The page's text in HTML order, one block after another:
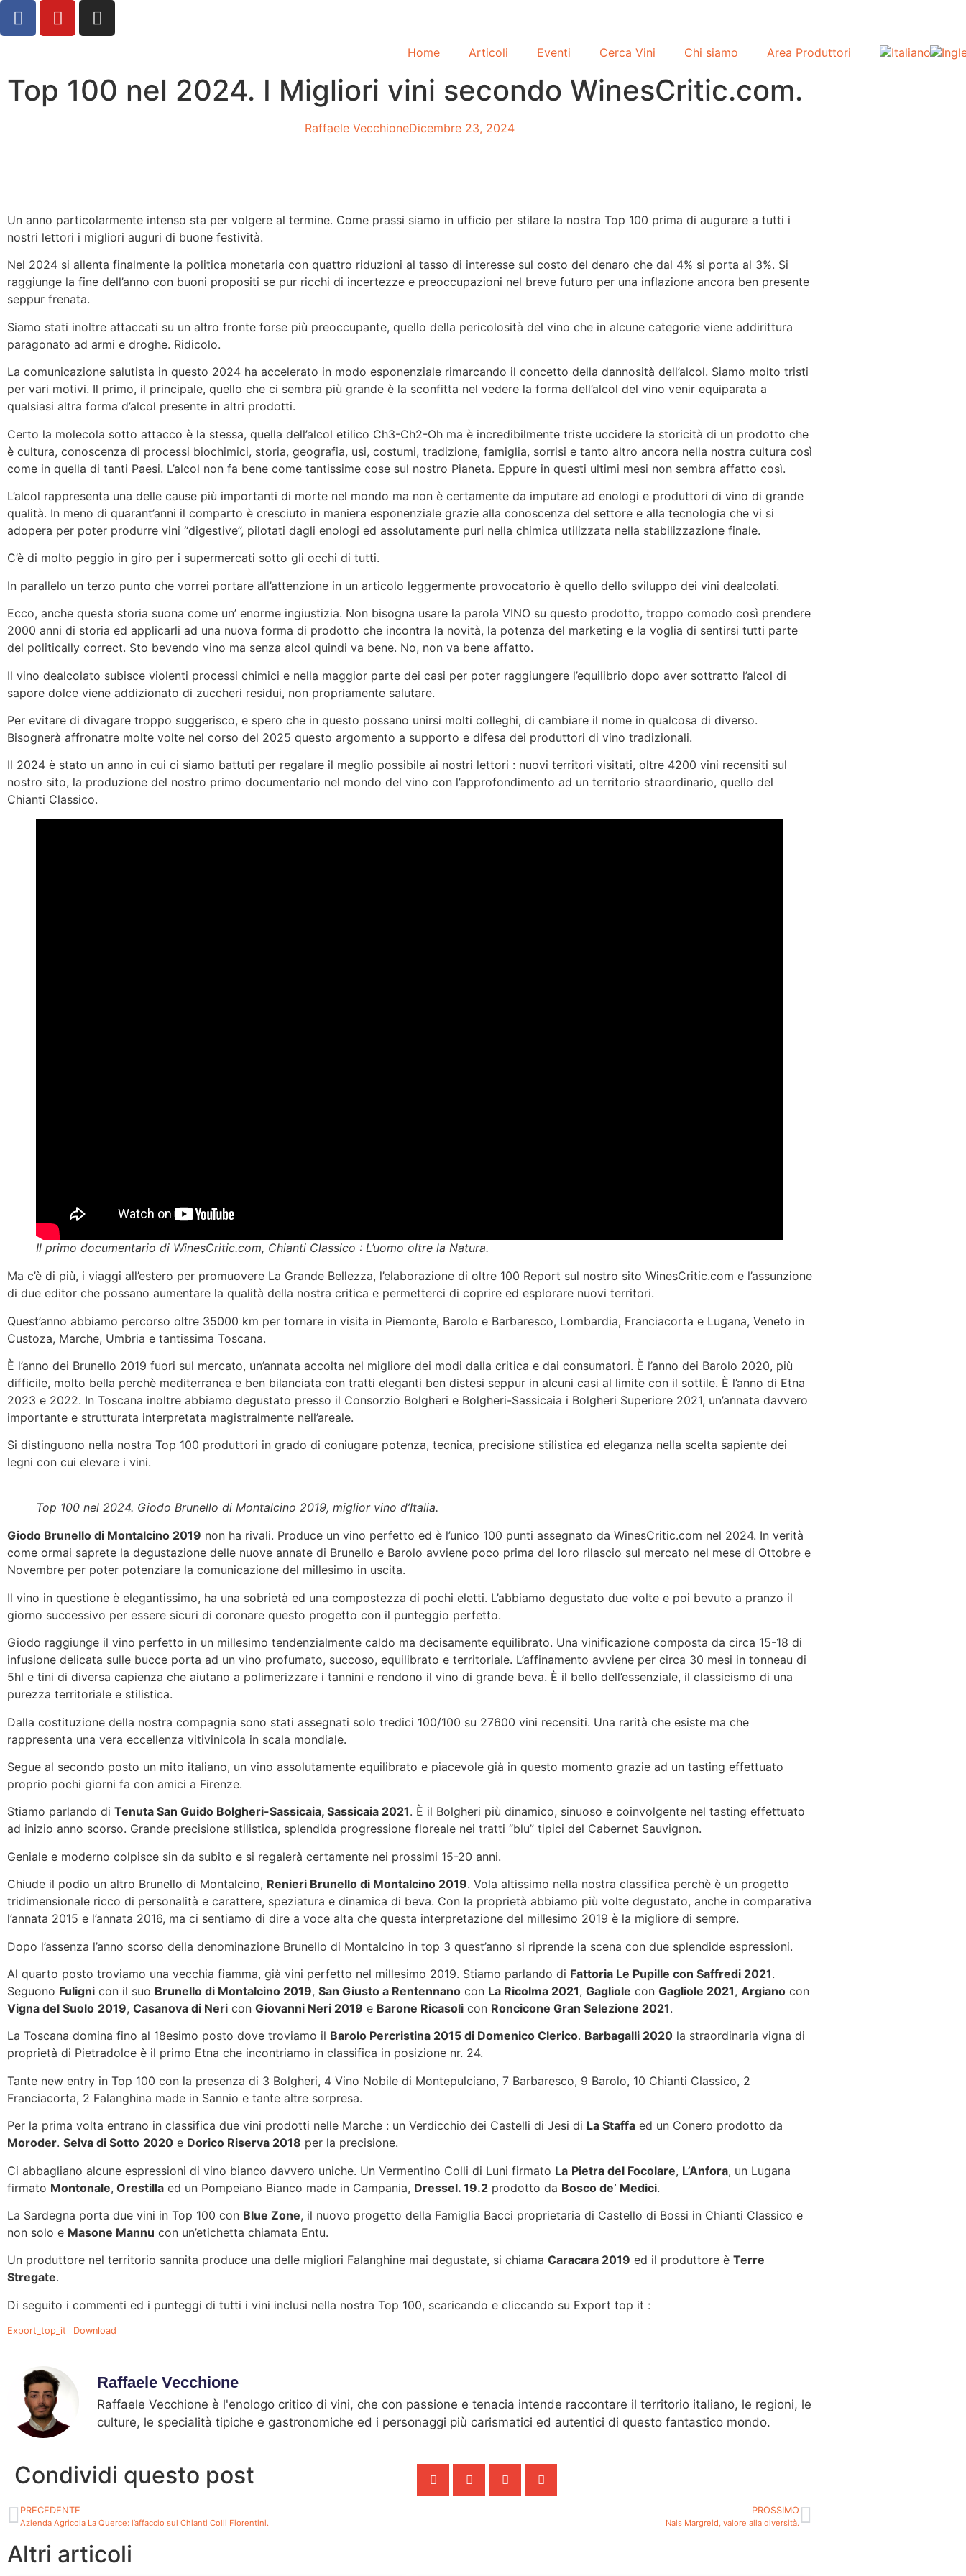
Home Articoli Eventi Cerca Vini Chi siamo Area Produttori
Top 100 nel 2024. I Migliori vini secondo WinesCritic.com.
Raffaele VecchioneDicembre 23, 2024
Un anno particolarmente intenso sta per volgere al termine. Come prassi siamo in ufficio per stilare la nostra Top 100 prima di augurare a tutti i
nostri lettori i migliori auguri di buone festività.
Nel 2024 si allenta finalmente la politica monetaria con quattro riduzioni al tasso di interesse sul costo del denaro che dal 4% si porta al 3%. Si
raggiunge la fine dell’anno con buoni propositi se pur ricchi di incertezze e preoccupazioni nel breve futuro per una inflazione ancora ben presente
seppur frenata.
Siamo stati inoltre attaccati su un altro fronte forse più preoccupante, quello della pericolosità del vino che in alcune categorie viene addirittura
paragonato ad armi e droghe. Ridicolo.
La comunicazione salutista in questo 2024 ha accelerato in modo esponenziale rimarcando il concetto della dannosità dell’alcol. Siamo molto tristi
per vari motivi. Il primo, il principale, quello che ci sembra più grande è la sconfitta nel vedere la forma dell’alcol del vino venir equiparata a
qualsiasi altra forma d’alcol presente in altri prodotti.
Certo la molecola sotto attacco è la stessa, quella dell’alcol etilico Ch3-Ch2-Oh ma è incredibilmente triste uccidere la storicità di un prodotto che
è cultura, conoscenza di processi biochimici, storia, geografia, usi, costumi, tradizione, famiglia, sorrisi e tanto altro ancora nella nostra cultura così
come in quella di tanti Paesi. L’alcol non fa bene come tantissime cose sul nostro Pianeta. Eppure in questi ultimi mesi non sembra affatto così.
L’alcol rappresenta una delle cause più importanti di morte nel mondo ma non è certamente da imputare ad enologi e produttori di vino di grande
qualità. In meno di quarant’anni il comparto è cresciuto in maniera esponenziale grazie alla conoscenza del settore e alla tecnologia che vi si
adopera per poter produrre vini “digestive”, pilotati dagli enologi ed assolutamente puri nella chimica utilizzata nella stabilizzazione finale.
C’è di molto peggio in giro per i supermercati sotto gli occhi di tutti.
In parallelo un terzo punto che vorrei portare all’attenzione in un articolo leggermente provocatorio è quello dello sviluppo dei vini dealcolati.
Ecco, anche questa storia suona come un’ enorme ingiustizia. Non bisogna usare la parola VINO su questo prodotto, troppo comodo così prendere
2000 anni di storia ed applicarli ad una nuova forma di prodotto che incontra la novità, la potenza del marketing e la voglia di sentirsi tutti parte
del politically correct. Sto bevendo vino ma senza alcol quindi va bene. No, non va bene affatto.
Il vino dealcolato subisce violenti processi chimici e nella maggior parte dei casi per poter raggiungere l’equilibrio dopo aver sottratto l’alcol di
sapore dolce viene addizionato di zuccheri residui, non propriamente salutare.
Per evitare di divagare troppo suggerisco, e spero che in questo possano unirsi molti colleghi, di cambiare il nome in qualcosa di diverso.
Bisognerà affronatre molte volte nel corso del 2025 questo argomento a supporto e difesa dei produttori di vino tradizionali.
Il 2024 è stato un anno in cui ci siamo battuti per regalare il meglio possibile ai nostri lettori : nuovi territori visitati, oltre 4200 vini recensiti sul
nostro sito, la produzione del nostro primo documentario nel mondo del vino con l’approfondimento ad un territorio straordinario, quello del
Chianti Classico.
Il primo documentario di WinesCritic.com, Chianti Classico : L’uomo oltre la Natura.
Ma c’è di più, i viaggi all’estero per promuovere La Grande Bellezza, l’elaborazione di oltre 100 Report sul nostro sito WinesCritic.com e l’assunzione
di due editor che possano aumentare la qualità della nostra critica e permetterci di coprire ed esplorare nuovi territori.
Quest’anno abbiamo percorso oltre 35000 km per tornare in visita in Piemonte, Barolo e Barbaresco, Lombardia, Franciacorta e Lugana, Veneto in
Custoza, Marche, Umbria e tantissima Toscana.
È l’anno dei Brunello 2019 fuori sul mercato, un’annata accolta nel migliore dei modi dalla critica e dai consumatori. È l’anno dei Barolo 2020, più
difficile, molto bella perchè mediterranea e ben bilanciata con tratti eleganti ben distesi seppur in alcuni casi al limite con il sottile. È l’anno di Etna
2023 e 2022. In Toscana inoltre abbiamo degustato presso il Consorzio Bolgheri e Bolgheri-Sassicaia i Bolgheri Superiore 2021, un’annata davvero
importante e strutturata interpretata magistralmente nell’areale.
Si distinguono nella nostra Top 100 produttori in grado di coniugare potenza, tecnica, precisione stilistica ed eleganza nella scelta sapiente dei
legni con cui elevare i vini.
Top 100 nel 2024. Giodo Brunello di Montalcino 2019, miglior vino d’Italia.
Giodo Brunello di Montalcino 2019 non ha rivali. Produce un vino perfetto ed è l’unico 100 punti assegnato da WinesCritic.com nel 2024. In verità
come ormai saprete la degustazione delle nuove annate di Brunello e Barolo avviene poco prima del loro rilascio sul mercato nel mese di Ottobre e
Novembre per poter potenziare la comunicazione del millesimo in uscita.
Il vino in questione è elegantissimo, ha una sobrietà ed una compostezza di pochi eletti. L’abbiamo degustato due volte e poi bevuto a pranzo il
giorno successivo per essere sicuri di coronare questo progetto con il punteggio perfetto.
Giodo raggiunge il vino perfetto in un millesimo tendenzialmente caldo ma decisamente equilibrato. Una vinificazione composta da circa 15-18 di
infusione delicata sulle bucce porta ad un vino profumato, succoso, equilibrato e territoriale. L’affinamento avviene per circa 30 mesi in tonneau di
5hl e tini di diversa capienza che aiutano a polimerizzare i tannini e rendono il vino di grande beva. È il bello dell’essenziale, il classicismo di una
purezza territoriale e stilistica.
Dalla costituzione della nostra compagnia sono stati assegnati solo tredici 100/100 su 27600 vini recensiti. Una rarità che esiste ma che
rappresenta una vera eccellenza vitivinicola in scala mondiale.
Segue al secondo posto un mito italiano, un vino assolutamente equilibrato e piacevole già in questo momento grazie ad un tasting effettuato
proprio pochi giorni fa con amici a Firenze.
Stiamo parlando di Tenuta San Guido Bolgheri-Sassicaia, Sassicaia 2021. È il Bolgheri più dinamico, sinuoso e coinvolgente nel tasting effettuato
ad inizio anno scorso. Grande precisione stilistica, splendida progressione floreale nei tratti “blu” tipici del Cabernet Sauvignon.
Geniale e moderno colpisce sin da subito e si regalerà certamente nei prossimi 15-20 anni.
Chiude il podio un altro Brunello di Montalcino, Renieri Brunello di Montalcino 2019. Vola altissimo nella nostra classifica perchè è un progetto
tridimensionale ricco di personalità e carattere, speziatura e dinamica di beva. Con la proprietà abbiamo più volte degustato, anche in comparativa
l’annata 2015 e l’annata 2016, ma ci sentiamo di dire a voce alta che questa interpretazione del millesimo 2019 è la migliore di sempre.
Dopo l’assenza l’anno scorso della denominazione Brunello di Montalcino in top 3 quest’anno si riprende la scena con due splendide espressioni.
Al quarto posto troviamo una vecchia fiamma, già vini perfetto nel millesimo 2019. Stiamo parlando di Fattoria Le Pupille con Saffredi 2021.
Seguono Fuligni con il suo Brunello di Montalcino 2019, San Giusto a Rentennano con La Ricolma 2021, Gagliole con Gagliole 2021, Argiano con
Vigna del Suolo 2019, Casanova di Neri con Giovanni Neri 2019 e Barone Ricasoli con Roncicone Gran Selezione 2021.
La Toscana domina fino al 18esimo posto dove troviamo il Barolo Percristina 2015 di Domenico Clerico. Barbagalli 2020 la straordinaria vigna di
proprietà di Pietradolce è il primo Etna che incontriamo in classifica in posizione nr. 24.
Tante new entry in Top 100 con la presenza di 3 Bolgheri, 4 Vino Nobile di Montepulciano, 7 Barbaresco, 9 Barolo, 10 Chianti Classico, 2
Franciacorta, 2 Falanghina made in Sannio e tante altre sorpresa.
Per la prima volta entrano in classifica due vini prodotti nelle Marche : un Verdicchio dei Castelli di Jesi di La Staffa ed un Conero prodotto da
Moroder. Selva di Sotto 2020 e Dorico Riserva 2018 per la precisione.
Ci abbagliano alcune espressioni di vino bianco davvero uniche. Un Vermentino Colli di Luni firmato La Pietra del Focolare, L’Anfora, un Lugana
firmato Montonale, Orestilla ed un Pompeiano Bianco made in Campania, Dressel. 19.2 prodotto da Bosco de’ Medici.
La Sardegna porta due vini in Top 100 con Blue Zone, il nuovo progetto della Famiglia Bacci proprietaria di Castello di Bossi in Chianti Classico e
non solo e Masone Mannu con un’etichetta chiamata Entu.
Un produttore nel territorio sannita produce una delle migliori Falanghine mai degustate, si chiama Caracara 2019 ed il produttore è Terre
Stregate.
Di seguito i commenti ed i punteggi di tutti i vini inclusi nella nostra Top 100, scaricando e cliccando su Export top it :
Export_top_it Download
Raffaele Vecchione
Raffaele Vecchione è l'enologo critico di vini, che con passione e tenacia intende raccontare il territorio italiano, le regioni, le
culture, le specialità tipiche e gastronomiche ed i personaggi più carismatici ed autentici di questo fantastico mondo.
Condividi questo post
PRECEDENTE
Azienda Agricola La Querce: l’affaccio sul Chianti Colli Fiorentini.
PROSSIMO
Nals Margreid, valore alla diversità.
Altri articoli